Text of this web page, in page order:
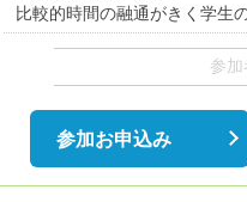
比較的時間の融通がきく学生
参加
参加お申込み